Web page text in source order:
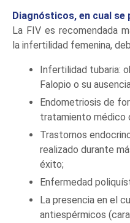
Diagnósticos, en cual se
La FIV es recomendada
la infertilidad femenina,
Infertilidad tubaria:
Falopio o su
Endometriosis de
tratamiento médico
Trastornos
realizado durante
éxito;
Enfermedad
La presencia en el
antiespérmicos